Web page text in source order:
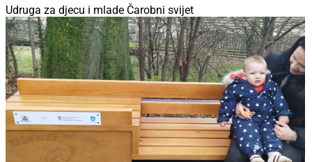
Udruga za djecu i mlade Čarobni svijet